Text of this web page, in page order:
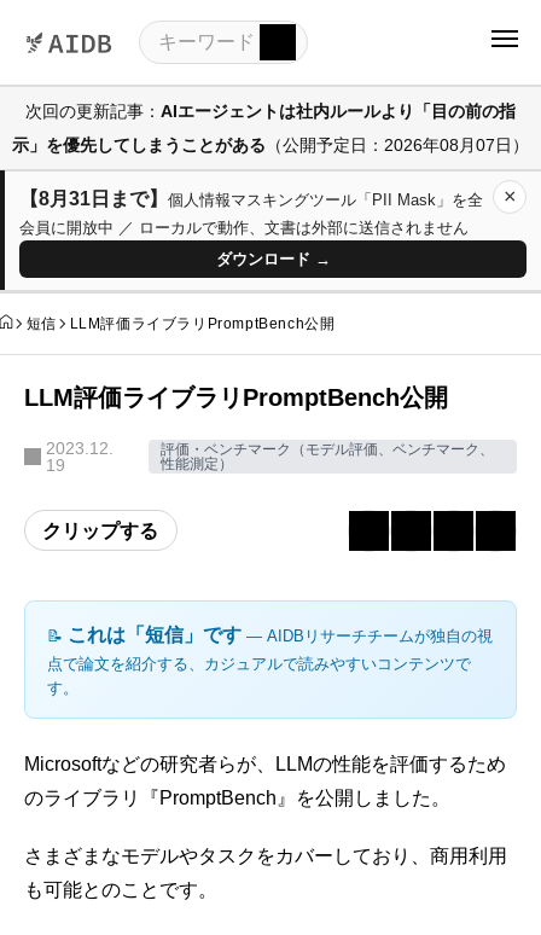
次回の更新記事： AIエージェントは社内ルールより「目の前の指
示」を優先してしまうことがある （公開予定日：2026年08月07日）
【8月31日まで】 個人情報マスキングツール「PII Mask」を全
会員に開放中 ／ ローカルで動作、文書は外部に送信されません
ダウンロード →
×
短信 LLM評価ライブラリPromptBench公開
LLM評価ライブラリPromptBench公開
2023.12.
19
評価・ベンチマーク（モデル評価、ベンチマーク、
性能測定）
クリップする
📝 これは「短信」です ― AIDBリサーチチームが独自の視
点で論文を紹介する、カジュアルで読みやすいコンテンツで
す。
Microsoftなどの研究者らが、LLMの性能を評価するため
のライブラリ『PromptBench』を公開しました。
さまざまなモデルやタスクをカバーしており、商用利用
も可能とのことです。